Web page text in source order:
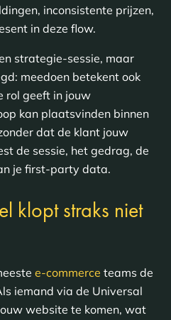
inconsistente prijzen,
in deze flow.
strategie-sessie, maar
meedoen betekent ook
rol geeft in jouw
kan plaatsvinden binnen
dat de klant jouw
de sessie, het gedrag, de
je first-party data.
klopt straks niet
e-commerce teams de
iemand via de Universal
website te komen, wat